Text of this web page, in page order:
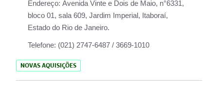
Endereço: Avenida Vinte e Dois de Maio, n°6331,
bloco 01, sala 609, Jardim Imperial, Itaboraí,
Estado do Rio de Janeiro.
Telefone: (021) 2747-6487 / 3669-1010
NOVAS AQUISIÇÕES